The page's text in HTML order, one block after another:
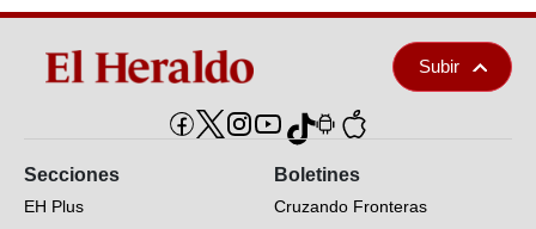
Subir
Secciones
EH Plus
Boletines
Cruzando Fronteras